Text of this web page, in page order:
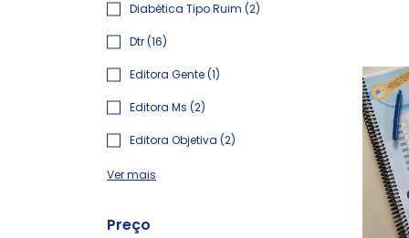
Diabética Tipo Ruim (2)
Dtr (16)
Editora Gente (1)
Editora Ms (2)
Editora Objetiva (2)
Ver mais
Preço